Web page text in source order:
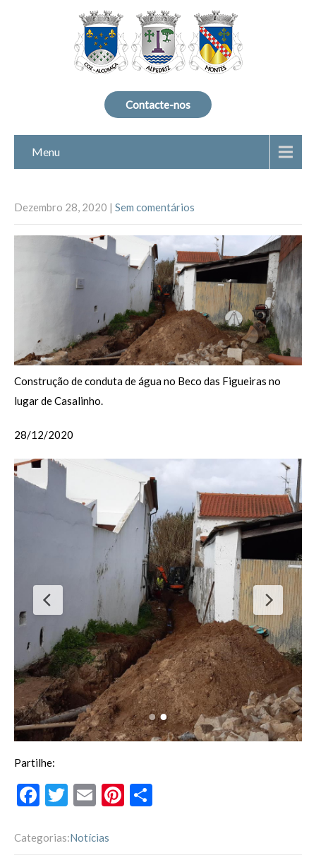
Contacte-nos
Menu
Dezembro 28, 2020 | Sem comentários
Construção de conduta de água no Beco das Figueiras no
lugar de Casalinho.
28/12/2020
Partilhe:
F
e
T
itt
E
ai
Pi
Categorias:Notícias